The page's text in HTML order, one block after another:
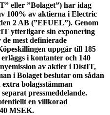
eller ”Bolaget”) har idag
100% av aktierna i Electric
2 AB (”EFUEL”). Genom
ytterligare sin exponering
mest definierade
uppgår till 185
i kontanter och 140
av aktier i DistIT,
i Bolaget beslutar om sådan
bolagsstämman
pressmeddelande.
en villkorad
MSEK.